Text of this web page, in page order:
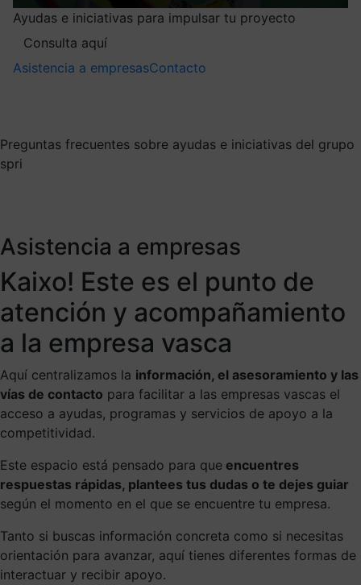
Ayudas e iniciativas para impulsar tu proyecto
Consulta aquí
Asistencia a empresasContacto
Preguntas frecuentes sobre ayudas e iniciativas del grupo
spri
Asistencia a empresas
Kaixo! Este es el punto de
atención y acompañamiento
a la empresa vasca
Aquí centralizamos la información, el asesoramiento y las
vías de contacto para facilitar a las empresas vascas el
acceso a ayudas, programas y servicios de apoyo a la
competitividad.
Este espacio está pensado para que encuentres
respuestas rápidas, plantees tus dudas o te dejes guiar
según el momento en el que se encuentre tu empresa.
Tanto si buscas información concreta como si necesitas
orientación para avanzar, aquí tienes diferentes formas de
interactuar y recibir apoyo.